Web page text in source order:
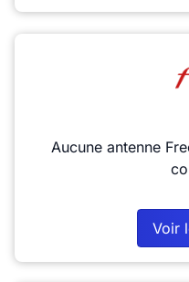
Aucune antenne
Voir